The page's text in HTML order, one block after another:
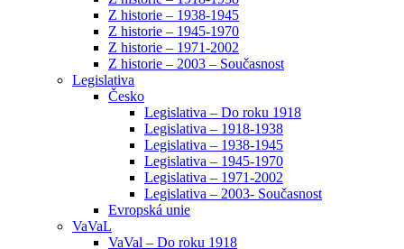
Z historie – 1938-1945
Z historie – 1945-1970
Z historie – 1971-2002
Z historie – 2003 – Současnost
Legislativa
Česko
Legislativa – Do roku 1918
Legislativa – 1918-1938
Legislativa – 1938-1945
Legislativa – 1945-1970
Legislativa – 1971-2002
Legislativa – 2003- Současnost
Evropská unie
VaVaL
VaVal – Do roku 1918